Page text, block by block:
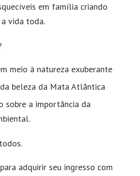
em família criando
vida toda.
meio à natureza exuberante
beleza da Mata Atlântica
sobre a importância da
adquirir seu ingresso com